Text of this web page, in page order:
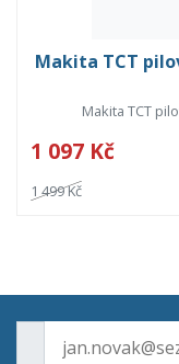
Makita TCT
Makita TCT
1 097 Kč
1 499 Kč